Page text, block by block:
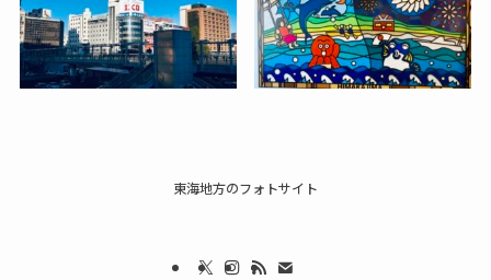
東海地方のフォトサイト